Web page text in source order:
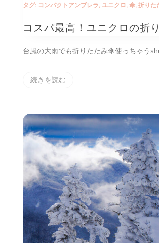
パ
高！
ク
み
傘
へ
の
タグ: コンパクトアンブレラ, ユニクロ , 傘, 折りた
コスパ最高！ユニクロの折
台風の大雨でも折りたたみ傘使っちゃう
続きを読む